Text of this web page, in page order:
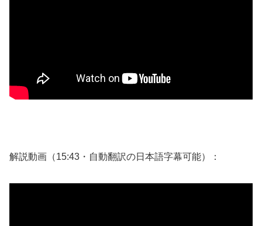
解説動画（15:43・自動翻訳の日本語字幕可能）：